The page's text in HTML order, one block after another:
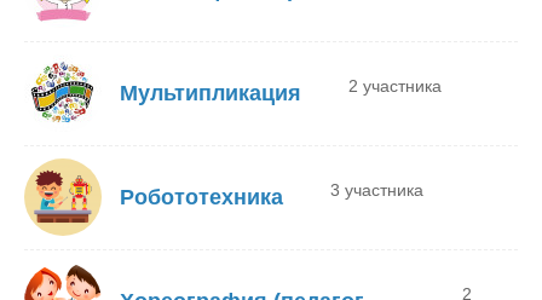
Мультипликация 2 участника
Робототехника 3 участника
2